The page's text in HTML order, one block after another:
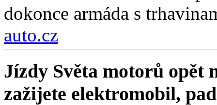
dokonce armáda s
auto.cz
Jízdy Světa motorů opět
zažijete elektromobil,